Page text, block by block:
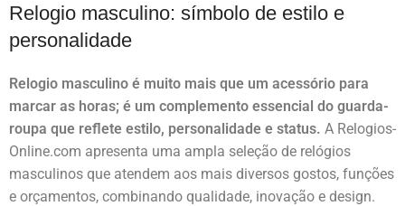
Relogio masculino: símbolo de estilo e
personalidade
Relogio masculino é muito mais que um acessório para
marcar as horas; é um complemento essencial do guarda-
roupa que reflete estilo, personalidade e status. A Relogios-
Online.com apresenta uma ampla seleção de relógios
masculinos que atendem aos mais diversos gostos, funções
e orçamentos, combinando qualidade, inovação e design.